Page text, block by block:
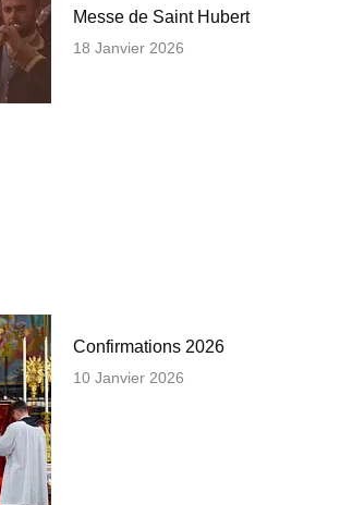
Messe de Saint Hubert
18 Janvier 2026
Confirmations 2026
10 Janvier 2026